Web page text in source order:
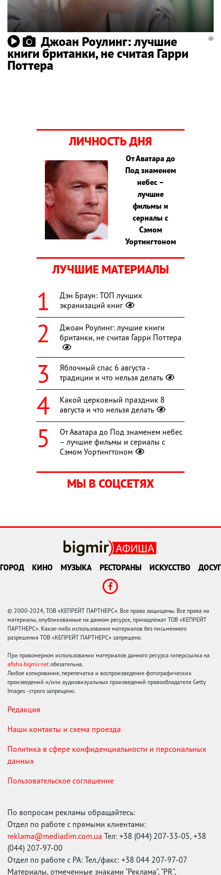
Джоан Роулинг: лучшие
книги британки, не считая Гарри
Поттера
ЛИЧНОСТЬ ДНЯ
От Аватара до
Под знаменем
небес –
лучшие
фильмы и
сериалы с
Сэмом
Уортингтоном
ЛУЧШИЕ МАТЕРИАЛЫ
Дэн Браун: ТОП лучших
экранизаций книг
Джоан Роулинг: лучшие книги
британки, не считая Гарри Поттера
Яблочный спас 6 августа -
традиции и что нельзя делать
Какой церковный праздник 8
августа и что нельзя делать
От Аватара до Под знаменем небес
– лучшие фильмы и сериалы с
Сэмом Уортингтоном
МЫ В СОЦСЕТЯХ
ГОРОД КИНО МУЗЫКА РЕСТОРАНЫ ИСКУССТВО ДОСУГ
© 2000-2024, ТОВ «КЕПРЕЙТ ПАРТНЕРС». Все права защищены. Все права на
материалы, опубликованные на данном ресурсе, принадлежат ТОВ «КЕПРЕЙТ
ПАРТНЕРС». Какое-либо использование материалов без письменного
разрешения ТОВ «КЕПРЕЙТ ПАРТНЕРС» запрещено.
При правомерном использовании материалов данного ресурса гиперссылка на
afisha.bigmir.net обязательна.
Любое копирование, перепечатка и воспроизведение фотографических
произведений и/или аудиовизуальных произведений правообладателя Getty
Images - строго запрещено.
Редакция
Наши контакты и схема проезда
Политика в сфере конфиденциальности и персональных
данных
Пользовательское соглашение
По вопросам рекламы обращайтесь:
Отдел по работе с прямыми клиентами:
reklama@mediadim.com.ua Тел: +38 (044) 207-33-05, +38
(044) 207-97-00
Отдел по работе с РА: Тел./факс: +38 044 207-97-07
Материалы, отмеченные знаками "Реклама", "PR",